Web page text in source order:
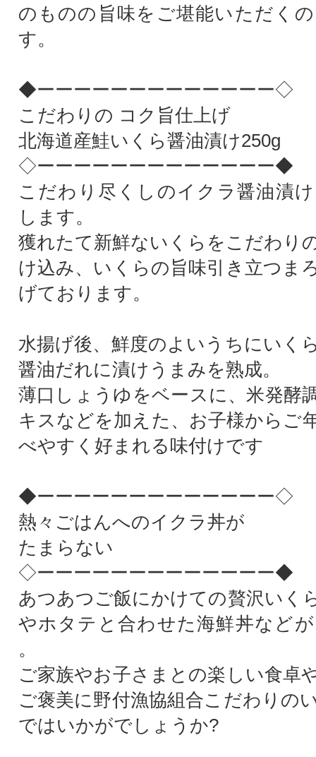
のものの旨味をご堪能いただく
す。
◆ーーーーーーーーーーーーー◇
こだわりの コク旨仕上げ
北海道産鮭いくら醤油漬け250g
◇ーーーーーーーーーーーーー◆
こだわり尽くしのイクラ醤油漬
します。
獲れたて新鮮ないくらをこだわり
け込み、いくらの旨味引き立つま
げております。
水揚げ後、鮮度のよいうちにいく
醤油だれに漬けうまみを熟成。
薄口しょうゆをベースに、米発酵
キスなどを加えた、お子様からご
べやすく好まれる味付けです
◆ーーーーーーーーーーーーー◇
熱々ごはんへのイクラ丼が
たまらない
◇ーーーーーーーーーーーーー◆
あつあつご飯にかけての贅沢いく
やホタテと合わせた海鮮丼など
。
ご家族やお子さまとの楽しい食卓
ご褒美に野付漁協組合こだわりの
ではいかがでしょうか?